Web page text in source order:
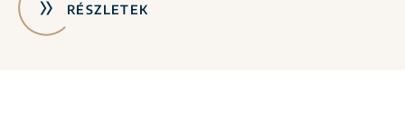
RÉSZLETEK